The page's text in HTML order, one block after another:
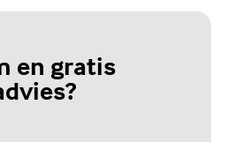
en gratis